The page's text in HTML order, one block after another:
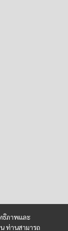
ธิภาพและ
ท่านสามารถ